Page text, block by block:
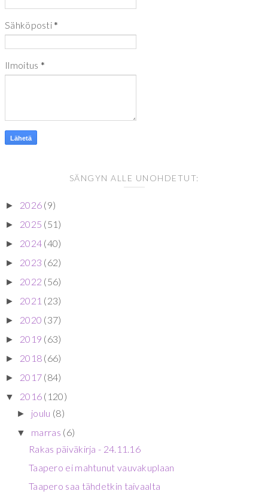
Sähköposti*
Ilmoitus *
SÄNGYN ALLE UNOHDETUT:
► 2026 (9)
► 2025 (51)
► 2024 (40)
► 2023 (62)
► 2022 (56)
► 2021 (23)
► 2020 (37)
► 2019 (63)
► 2018 (66)
► 2017 (84)
▼ 2016 (120)
► joulu (8)
▼ marras (6)
Rakas päiväkirja - 24.11.16
Taapero ei mahtunut vauvakuplaan
Taapero saa tähdetkin taivaalta